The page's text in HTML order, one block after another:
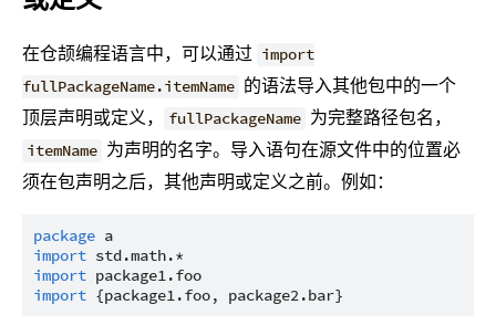
在仓颉编程语言中，可以通过 import
fullPackageName.itemName 的语法导入其他包中的一个
顶层声明或定义，
fullPackageName 为完整路径包名，
itemName 为声明的名字。导入语句在源文件中的位置必
须在包声明之后，其他声明或定义之前。例如：
package a
import std.math.*
import package1.foo
import {package1.foo, package2.bar}